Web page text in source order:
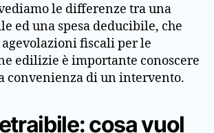
le differenze tra una
ed una spesa deducibile, che
fiscali per le
edilizie è importante conoscere
convenienza di un intervento.
cosa vuol